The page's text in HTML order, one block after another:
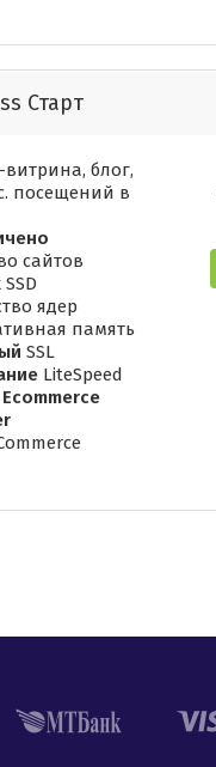
Старт
блог,
посещений в
сайтов
ядер
память
SSL
LiteSpeed